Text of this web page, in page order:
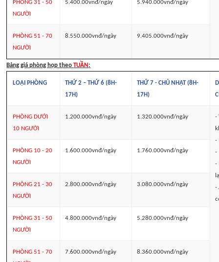
PHÒNG 31 - 50
NGƯỜI
5.400.00vnđ/ngày 5.940.000vnđ/ngày
PHÒNG 51 - 70
NGƯỜI
8.550.000vnđ/ngày 9.405.000vnđ/ngày
Bảng giá phòng họp theoTUẦN :
LOẠI PHÒNG
THỨ 2 – THỨ 6 (8H-
17H)
THỨ 7 - CHỦ NHẬT (8H-
17H)
PHÒNG DƯỚI
10 NGƯỜI
1.200.000vnđ/ngày 1.320.000vnđ/ngày
-
-
-
-
-
PHÒNG 10 - 20
NGƯỜI
1.600.000vnđ/ngày 1.760.000vnđ/ngày
PHÒNG 21 - 30
NGƯỜI
2.800.000vnđ/ngày 3.080.000vnđ/ngày
PHÒNG 31 - 50
NGƯỜI
4.800.000vnđ/ngày 5.280.000vnđ/ngày
PHÒNG 51 - 70
7.600.000vnđ/ngày 8.360.000vnđ/ngày